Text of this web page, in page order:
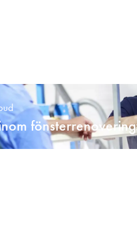
fönsterrenovering